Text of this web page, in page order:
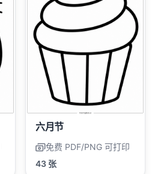
六月节
免费 PDF/PNG 可打印
43 张